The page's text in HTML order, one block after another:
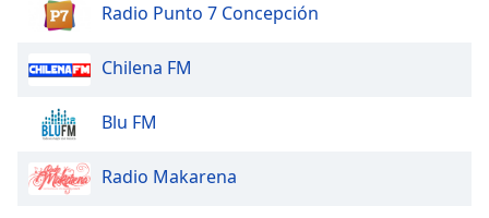
Background
Opacity
Caption
Radio Punto 7 Concepción
Chilena FM
Blu FM
Radio Makarena